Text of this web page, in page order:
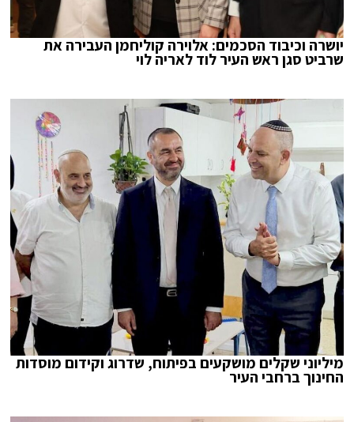
יושרה וכיבוד הסכמים: אלוירה קוליחמן העבירה את
שרביט סגן ראש העיר לוד לאריה לוי
מיליוני שקלים מושקעים בפיתוח, שדרוג וקידום מוסדות
החינוך ברחבי העיר